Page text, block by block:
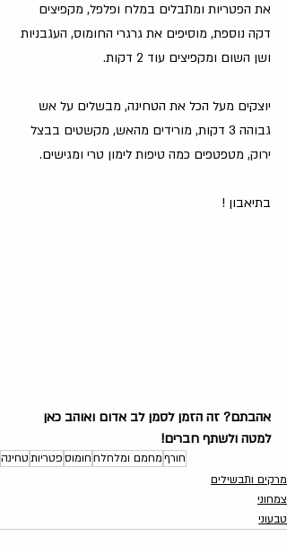
את הפטריות ומתבלים במלח ופלפל, מקפיצים
דקה נוספת, מוסיפים את גרגרי החומוס, העגבניות
ושן השום ומקפיצים עוד 2 דקות.
יוצקים מעל הכל את הטחינה, מבשלים על אש
גבוהה 3 דקות, מורידים מהאש, מקשטים בבצל
ירוק, מטפטפים כמה טיפות לימון טרי ומגישים.
בתיאבון ️!
אהבתם? זה הזמן לסמן לב אדום ואוהב כאן
למטה ולשתף חברים!
חורףמחמם ומלחלחחומוספטריותטחינה
מרקים ותבשילים
צמחוני
טבעוני